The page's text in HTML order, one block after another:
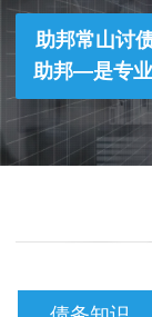
助邦常山讨
助邦—是专业